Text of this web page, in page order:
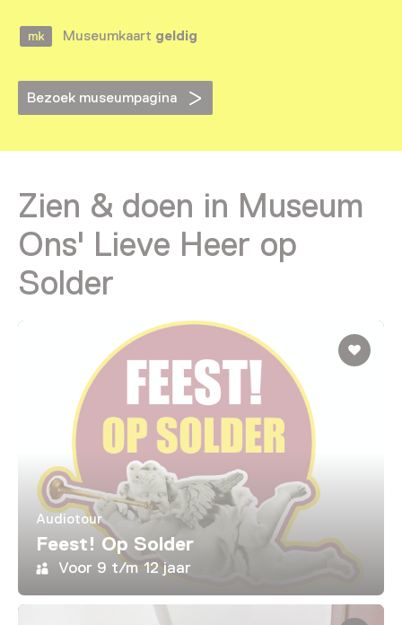
Museumkaart geldig
Bezoek museumpagina
Zien & doen in Museum
Ons' Lieve Heer op
Solder
Audiotour
Feest! Op Solder
Voor 9 t/m 12 jaar